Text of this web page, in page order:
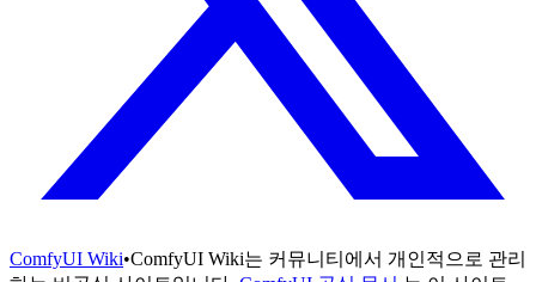
ComfyUI Wiki•ComfyUI Wiki는 커뮤니티에서 개인적으로 관리